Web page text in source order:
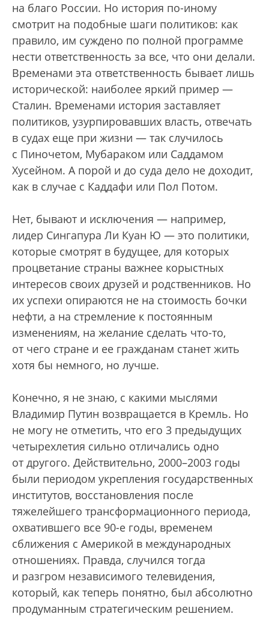
на благо России. Но история по-иному
смотрит на подобные шаги политиков: как
правило, им суждено по полной программе
нести ответственность за все, что они делали.
Временами эта ответственность бывает лишь
исторической: наиболее яркий пример —
Сталин. Временами история заставляет
политиков, узурпировавших власть, отвечать
в судах еще при жизни — так случилось
с Пиночетом, Мубараком или Саддамом
Хусейном. А порой и до суда дело не доходит,
как в случае с Каддафи или Пол Потом.
Нет, бывают и исключения — например,
лидер Сингапура Ли Куан Ю — это политики,
которые смотрят в будущее, для которых
процветание страны важнее корыстных
интересов своих друзей и родственников. Но
их успехи опираются не на стоимость бочки
нефти, а на стремление к постоянным
изменениям, на желание сделать что-то,
от чего стране и ее гражданам станет жить
хотя бы немного, но лучше.
Конечно, я не знаю, с какими мыслями
Владимир Путин возвращается в Кремль. Но
не могу не отметить, что его 3 предыдущих
четырехлетия сильно отличались одно
от другого. Действительно, 2000–2003 годы
были периодом укрепления государственных
институтов, восстановления после
тяжелейшего трансформационного периода,
охватившего все 90-е годы, временем
сближения с Америкой в международных
отношениях. Правда, случился тогда
и разгром независимого телевидения,
который, как теперь понятно, был абсолютно
продуманным стратегическим решением.